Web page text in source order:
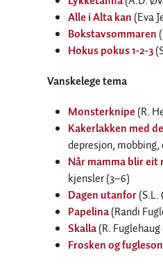
Alle i Alta kan (Eva
Bokstavsommaren
Hokus pokus 1-2-3
Vanskelege tema
Monsterknipe(R.
Kakerlakken med
depresjon,
Når mamma blir eit
kjensler (3–6)
Dagen utanfor
Papelina(Randi
Skalla(R.
Frosken og